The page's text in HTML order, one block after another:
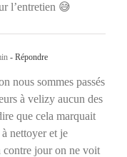
l’entretien 😅
- Répondre
nous sommes passés
à velizy aucun des
que cela marquait
nettoyer et je
contre jour on ne voit